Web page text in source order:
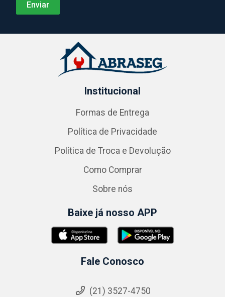
Institucional
Formas de Entrega
Política de Privacidade
Política de Troca e Devolução
Como Comprar
Sobre nós
Baixe já nosso APP
Fale Conosco
(21) 3527-4750